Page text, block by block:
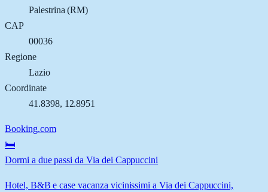
Palestrina (RM)
CAP
00036
Regione
Lazio
Coordinate
41.8398, 12.8951
Booking.com
🛏️
Dormi a due passi da Via dei Cappuccini
Hotel, B&B e case vacanza vicinissimi a Via dei Cappuccini,